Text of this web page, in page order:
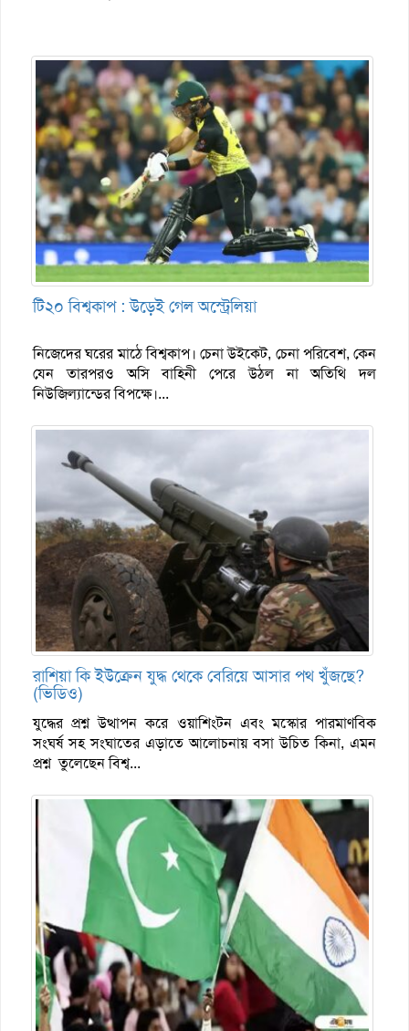
টি২০ বিশ্বকাপ : উড়েই গেল অস্ট্রেলিয়া
নিজেদের ঘরের মাঠে বিশ্বকাপ। চেনা উইকেট, চেনা পরিবেশ, কেন
যেন তারপরও অসি বাহিনী পেরে উঠল না অতিথি দল
নিউজিল্যান্ডের বিপক্ষে।...
রাশিয়া কি ইউক্রেন যুদ্ধ থেকে বেরিয়ে আসার পথ খুঁজছে?
(ভিডিও)
যুদ্ধের প্রশ্ন উত্থাপন করে ওয়াশিংটন এবং মস্কোর পারমাণবিক
সংঘর্ষ সহ সংঘাতের এড়াতে আলোচনায় বসা উচিত কিনা, এমন
প্রশ্ন তুলেছেন বিশ্ব...